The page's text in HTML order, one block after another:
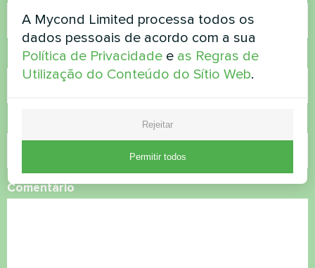
Número de telefone
Comentário
A Mycond Limited processa todos os
dados pessoais de acordo com a sua
Política de Privacidade e as Regras de
Utilização do Conteúdo do Sítio Web.
Rejeitar
Permitir todos